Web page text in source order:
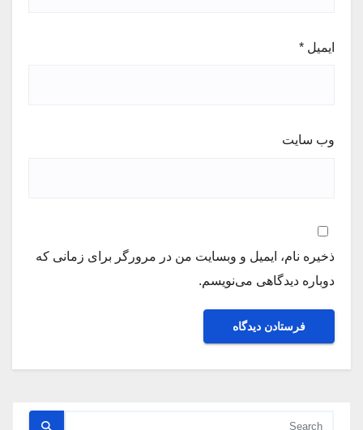
ایمیل *
وب‌ سایت
ذخیره نام، ایمیل و وبسایت من در مرورگر برای زمانی که
دوباره دیدگاهی می‌نویسم.